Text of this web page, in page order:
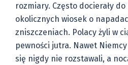
rozmiary. Często docierały do
okolicznych wiosek o
zniszczeniach. Polacy żyli w
pewności jutra. Nawet
się nigdy nie rozstawali, a